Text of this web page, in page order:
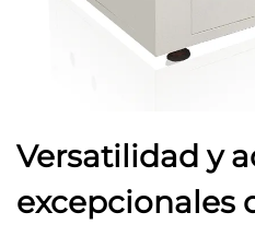
Versatilidad y
excepcionales